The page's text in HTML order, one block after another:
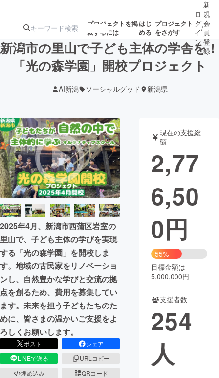
プロジェクトを掲
載するには
はじ
める
プロジェクト
をさがす
注目のリ
ターン
ジェクト
募集終了が近いプ
ロジェクト
アート・写真 音楽
テクノロジー・ガジェット ゲーム・サ
映像・映画
ビジネス・起業
まちづくり・地域活性化
CAMPFIRE for Social Good
CAMPFIRE Creation
CAMPFIREふるさと納税machi-ya コミュニティ
ロ
グ
イ
ン
/
新
規
会
員
登
録
新潟市の里山で子ども主体の学舎を！
「光の森学園」開校プロジェクト
AI新潟 ソーシャルグッド 新潟県
2025年4月、新潟市西蒲区岩室の
里山で、子ども主体の学びを実現
する「光の森学園」を開校しま
す。地域の古民家をリノベーショ
ンし、自然豊かな学びと交流の拠
点を創るため、費用を募集してい
ます。未来を担う子どもたちのた
めに、皆さまの温かいご支援をよ
ろしくお願いします。
ポスト
シェア
LINEで送る
URLコピー
埋め込み
QRコード
現在の支援総
額
2,77
6,50
0円
55%
目標金額は
5,000,000円
支援者数
254
人